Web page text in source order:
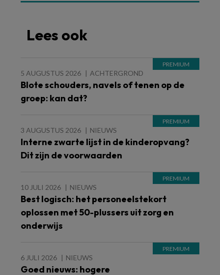
Lees ook
5 AUGUSTUS 2026 ACHTERGROND
Blote schouders, navels of tenen op de
groep: kan dat?
3 AUGUSTUS 2026 NIEUWS
Interne zwarte lijst in de kinderopvang?
Dit zijn de voorwaarden
10 JULI 2026 NIEUWS
Best logisch: het personeelstekort
oplossen met 50-plussers uit zorg en
onderwijs
6 JULI 2026 NIEUWS
Goed nieuws: hogere